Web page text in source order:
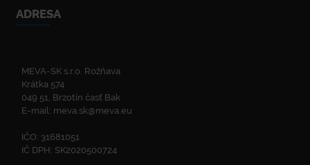
ADRESA
MEVA-SK s.r.o. Rožňava
Krátka 574
049 51, Brzotín časť Bak
E-mail: meva.sk@meva.eu
IČO: 31681051
IČ DPH: SK2020500724